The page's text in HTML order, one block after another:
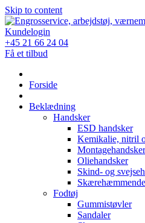
Skip to content
Kundelogin
+45 21 66 24 04
Få et tilbud
Forside
Beklædning
Handsker
ESD handsker
Kemikalie, nitril
Montagehandsker
Oliehandsker
Skind- og
Fodtøj
Gummistøvler
Sandaler